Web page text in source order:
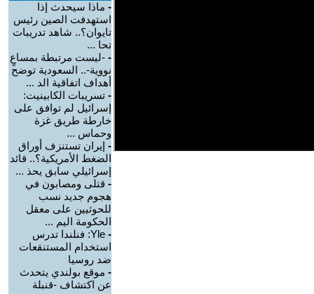
- ماذا سيحدث إذا
استهدفت الصين رئيس
تايوان؟.. شاهد تدريبات
تحا ...
- -ليست مرتبطة بمساعٍ
نووية-.. السعودية توضح
أهداف اتفاقية الد ...
- تسريبات الكابينيت:
إسرائيل لم توافق على
خارطة طريق غزة
وحماس ...
- إيران تستنزف أوراق
الضغط الأمريكية؟.. قائد
إسرائيلي سابق يحذ ...
- قتلى ومصابون في
هجوم جديد نسب
للحوثيين على معقل
الحكومة اليم ...
-
Yle: فنلندا تدرس
استخدام المستنقعات
ضد روسيا
- موقع بولندي يتحدث
عن اكتشاف -قنبلة